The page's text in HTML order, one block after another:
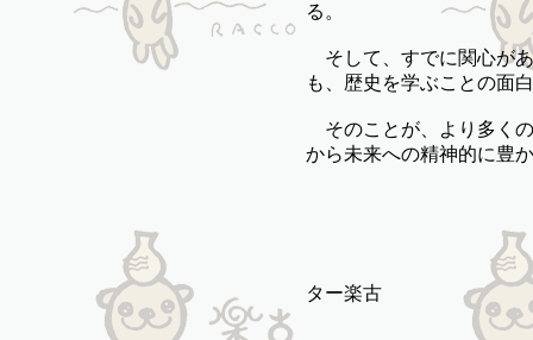
る。
そして、すでに関心が
も、歴史を学ぶことの面
そのことが、より多く
から未来への精神的に豊
特定非営利活
ター楽古